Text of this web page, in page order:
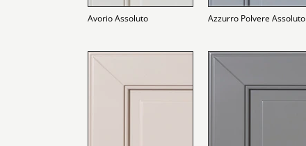
Avorio Assoluto Azzurro Polvere Assoluto